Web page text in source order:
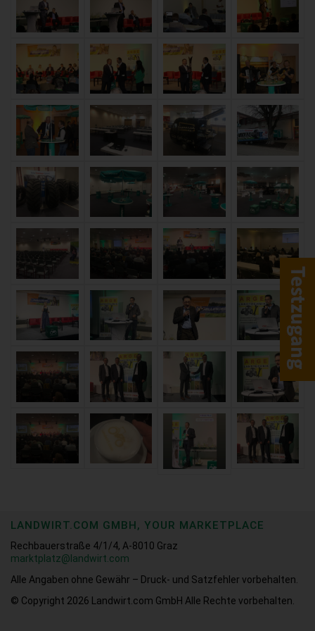
LANDWIRT.COM GMBH, YOUR MARKETPLACE
Rechbauerstraße 4/1/4, A-8010 Graz
marktplatz@landwirt.com
Alle Angaben ohne Gewähr – Druck- und Satzfehler vorbehalten.
© Copyright 2026 Landwirt.com GmbH Alle Rechte vorbehalten.